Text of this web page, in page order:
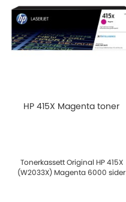
HP 415X Magenta toner
Tonerkassett Original HP 415X
(W2033X) Magenta 6000 sider